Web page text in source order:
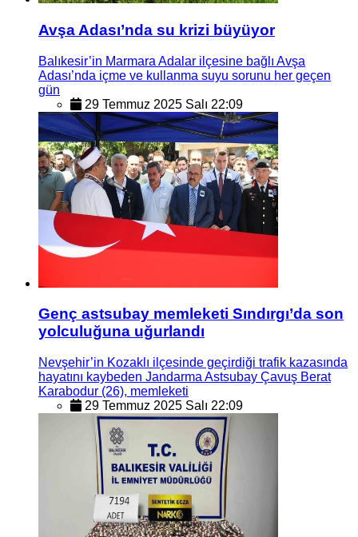
Avşa Adası’nda su krizi büyüyor
Balıkesir’in Marmara Adalar ilçesine bağlı Avşa
Adası’nda içme ve kullanma suyu sorunu her geçen
gün
29 Temmuz 2025 Salı 22:09
Genç astsubay memleketi Sındırgı’da son
yolculuğuna uğurlandı
Nevşehir’in Kozaklı ilçesinde geçirdiği trafik kazasında
hayatını kaybeden Jandarma Astsubay Çavuş Berat
Karabodur (26), memleketi
29 Temmuz 2025 Salı 22:09